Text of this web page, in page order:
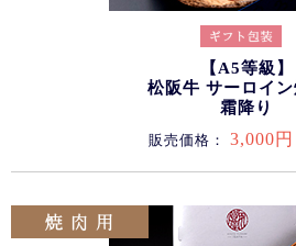
【A5等級】
松阪牛 サーロイン
霜降り
販売価格： 3,000円